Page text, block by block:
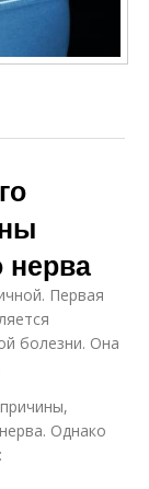
нерва
Первая
болезни. Она
Однако